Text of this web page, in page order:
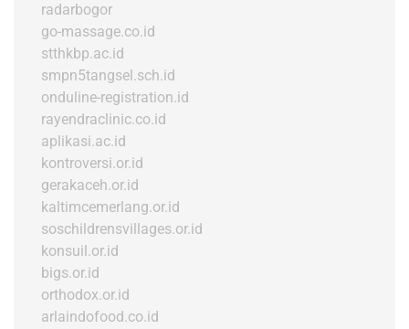
radarbogor
go-massage.co.id
stthkbp.ac.id
smpn5tangsel.sch.id
onduline-registration.id
rayendraclinic.co.id
aplikasi.ac.id
kontroversi.or.id
gerakaceh.or.id
kaltimcemerlang.or.id
soschildrensvillages.or.id
konsuil.or.id
bigs.or.id
orthodox.or.id
arlaindofood.co.id